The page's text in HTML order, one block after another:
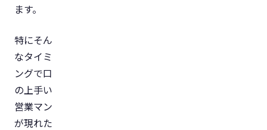
ます。
特にそん
なタイミ
ングで口
の上手い
営業マン
が現れた